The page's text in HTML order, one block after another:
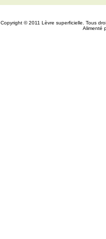
Copyright © 2011 Lèvre superficielle. Tous
Alimenté